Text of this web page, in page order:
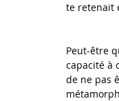
te retenait
Peut-être
capacité à
de ne pas